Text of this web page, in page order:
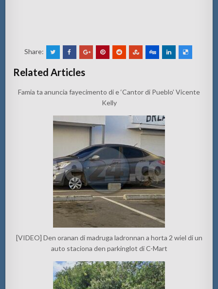
Share:
Related Articles
Famia ta anuncia fayecimento di e ‘Cantor di Pueblo’ Vicente
Kelly
[VIDEO] Den oranan di madruga ladronnan a horta 2 wiel di un
auto staciona den parkinglot di C-Mart